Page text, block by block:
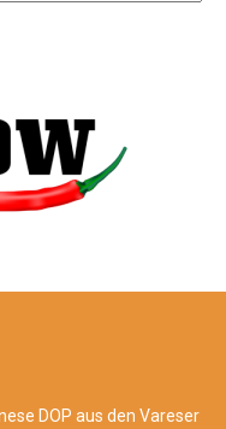
DOP aus den Vareser